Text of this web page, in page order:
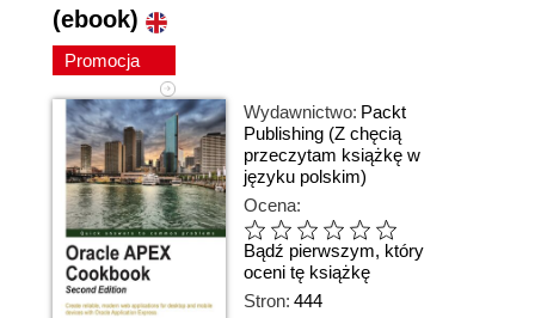
(ebook)
Promocja
Wydawnictwo: Packt
Publishing (Z chęcią
przeczytam książkę w
języku polskim)
Ocena:
Bądź pierwszym, który
oceni tę książkę
Stron: 444